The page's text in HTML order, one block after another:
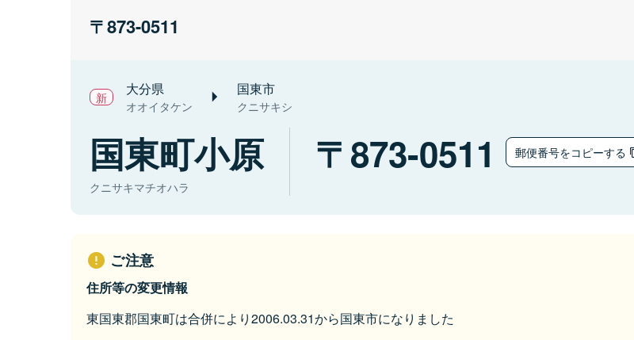
873-0511
大分県
オオイタケン
国東市
クニサキシ
国東町小原
クニサキマチオハラ
873-0511 郵便番号をコピーする
ご注意
住所等の変更情報
東国東郡国東町は合併により2006.03.31から国東市になりました